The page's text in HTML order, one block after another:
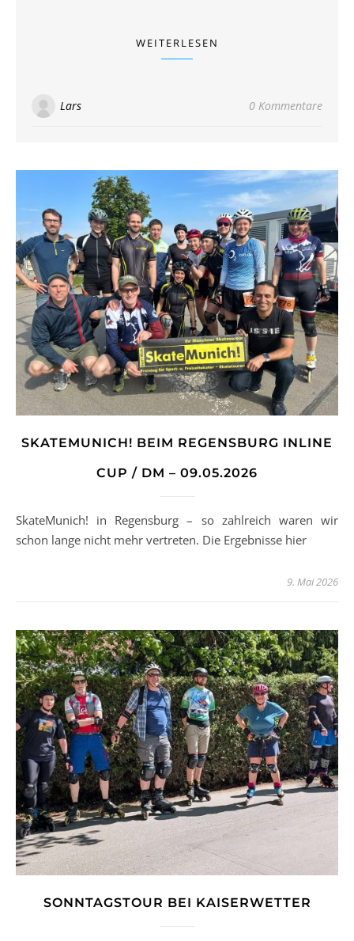
WEITERLESEN
Lars 0 Kommentare
SKATEMUNICH! BEIM REGENSBURG INLINE
CUP / DM – 09.05.2026
SkateMunich! in Regensburg – so zahlreich waren wir
schon lange nicht mehr vertreten. Die Ergebnisse hier
9. Mai 2026
SONNTAGSTOUR BEI KAISERWETTER